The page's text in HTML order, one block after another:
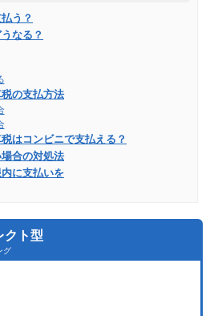
う？
なる？
の支払方法
はコンビニで支払える？
合の対処法
に支払いを
クト型
グ